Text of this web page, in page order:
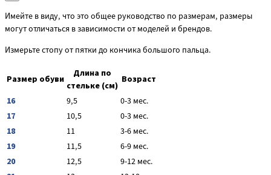
Имейте в виду, что это общее руководство по размерам, размеры
могут отличаться в зависимости от моделей и брендов.
Измерьте стопу от пятки до кончика большого пальца.
Размер обуви
Длина по
стельке (см)
Возраст
16
9,5
0-3 мес.
17
10,5
0-3 мес.
18
11
3-6 мес.
19
11,5
6-9 мес.
20
12,5
9-12 мес.